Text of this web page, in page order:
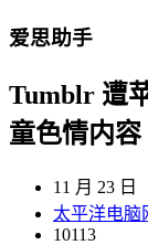
爱思助手
Tumblr 遭
童色情内容
11 月 23 日
太平洋电脑
10113